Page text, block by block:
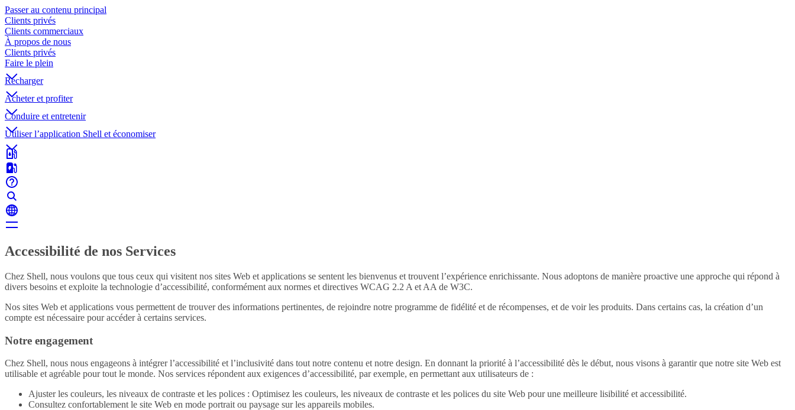
Passer au contenu principal
Clients privés
Clients commerciaux
À propos de nous
Clients privés
Faire le plein
Recharger
Acheter et profiter
Conduire et entretenir
Utiliser l’application Shell et économiser
Accessibilité de nos Services
Chez Shell, nous voulons que tous ceux qui visitent nos sites Web et applications se sentent les bienvenus et trouvent l’expérience enrichissante. Nous adoptons de manière proactive une approche qui répond à
divers besoins et exploite la technologie d’accessibilité, conformément aux normes et directives WCAG 2.2 A et AA de W3C.
Nos sites Web et applications vous permettent de trouver des informations pertinentes, de rejoindre notre programme de fidélité et de récompenses, et de voir les produits. Dans certains cas, la création d’un
compte est nécessaire pour accéder à certains services.
Notre engagement
Chez Shell, nous nous engageons à intégrer l’accessibilité et l’inclusivité dans tout notre contenu et notre design. En donnant la priorité à l’accessibilité dès le début, nous visons à garantir que notre site Web est
utilisable et agréable pour tout le monde. Nos services répondent aux exigences d’accessibilité, par exemple, en permettant aux utilisateurs de :
Ajuster les couleurs, les niveaux de contraste et les polices : Optimisez les couleurs, les niveaux de contraste et les polices du site Web pour une meilleure lisibilité et accessibilité.
Consultez confortablement le site Web en mode portrait ou paysage sur les appareils mobiles.